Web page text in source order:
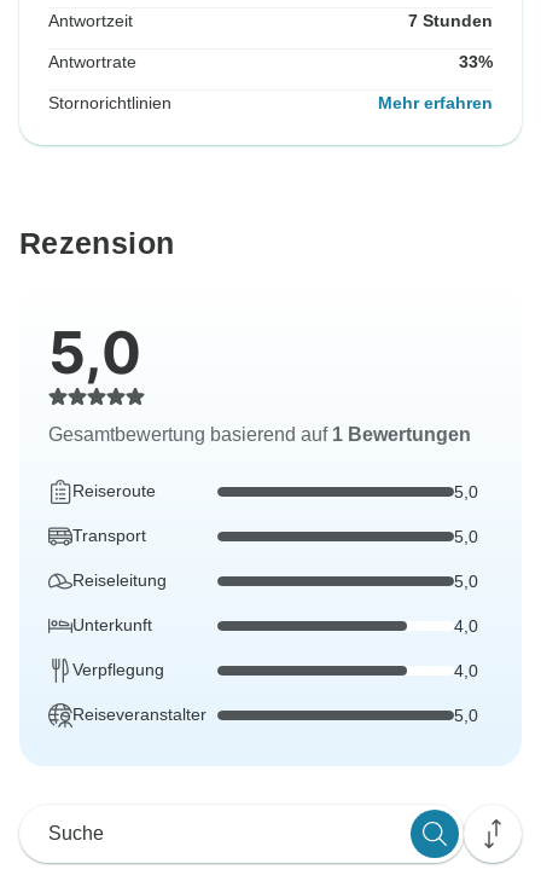
Antwortzeit 7 Stunden
Antwortrate 33%
Stornorichtlinien Mehr erfahren
Rezension
5,0
Gesamtbewertung basierend auf 1 Bewertungen
Reiseroute 5,0
Transport 5,0
Reiseleitung 5,0
Unterkunft 4,0
Verpflegung 4,0
Reiseveranstalter 5,0